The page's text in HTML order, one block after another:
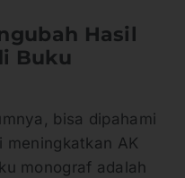
Hasil
Buku
bisa dipahami
meningkatkan AK
monograf adalah